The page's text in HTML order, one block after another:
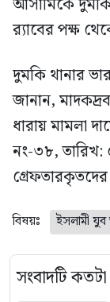
র‍্যাবের পক্ষ
দুমকি থানার
জানান,
ধারায় মামলা
নং-৩৮, তারিখ:
বিষয়ঃ ইসলামী
সংবাদটি